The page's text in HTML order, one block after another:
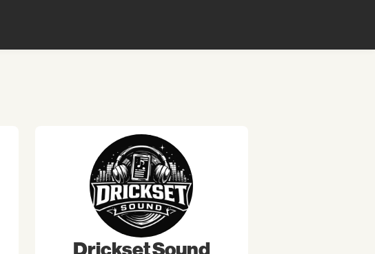
Drickset Sound